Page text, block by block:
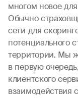
многом новое
Обычно
сети для
потенциального
территории. Мы
в первую
клиентского
взаимодействия